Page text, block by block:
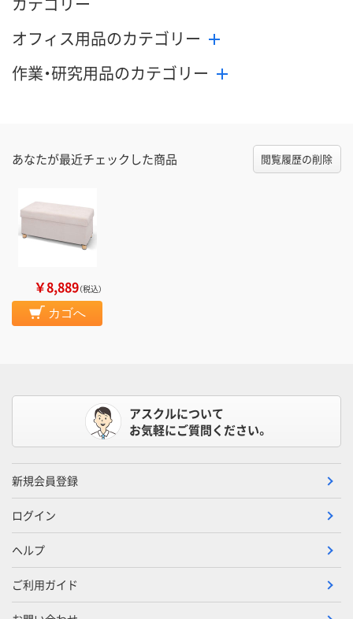
オフィス用品のカテゴリー
作業・研究用品のカテゴリー
あなたが最近チェックした商品 閲覧履歴の削除
￥8,889（税込）
カゴへ
アスクルについて
お気軽にご質問ください。
新規会員登録
ログイン
ヘルプ
ご利用ガイド